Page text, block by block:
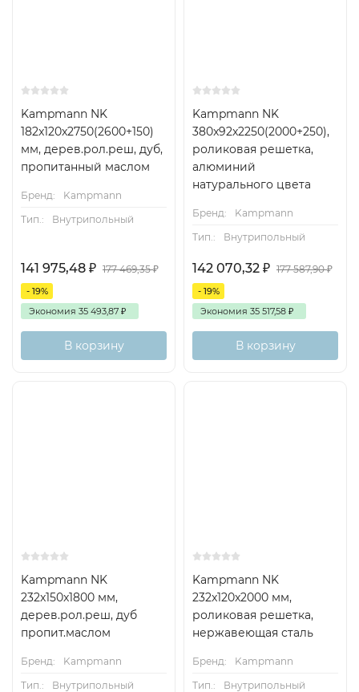
Kampmann NK
182x120x2750(2600+150)
мм, дерев.рол.реш, дуб,
пропитанный маслом
Бренд:
Kampmann
Тип.:
Внутрипольный
141 975,48 ₽ 177 469,35₽
- 19%
Экономия 35 493,87 ₽
В корзину
Kampmann NK
380x92x2250(2000+250),
роликовая решетка,
алюминий
натурального цвета
Бренд:
Kampmann
Тип.:
Внутрипольный
142 070,32 ₽ 177 587,90₽
- 19%
Экономия 35 517,58 ₽
В корзину
Kampmann NK
232x150x1800 мм,
дерев.рол.реш, дуб
пропит.маслом
Бренд:
Kampmann
Тип.:
Внутрипольный
Kampmann NK
232x120x2000 мм,
роликовая решетка,
нержавеющая сталь
Бренд:
Kampmann
Тип.:
Внутрипольный